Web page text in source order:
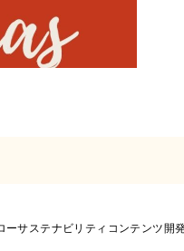
ーサステナビリティコンテンツ